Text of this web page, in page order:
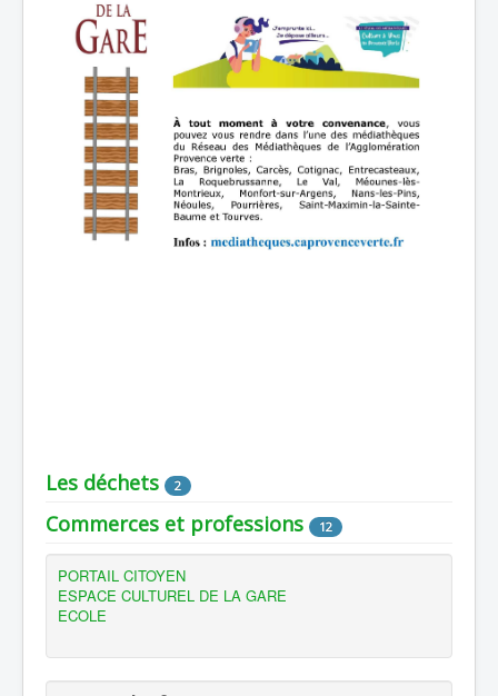
Les déchets 2
Commerces et professions 12
PORTAIL CITOYEN
ESPACE CULTUREL DE LA GARE
ECOLE